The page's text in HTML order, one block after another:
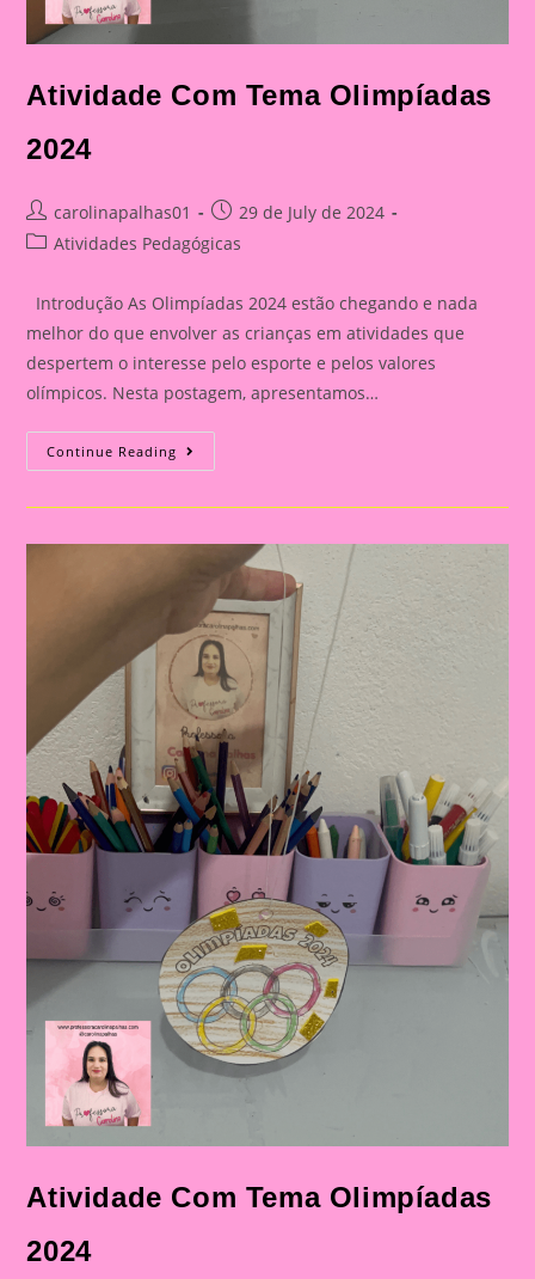
Atividade Com Tema Olimpíadas
2024
Post
author:
carolinapalhas01
Post
published:
29 de July de 2024
PostAtividades Pedagógicas
Introdução As Olimpíadas 2024 estão chegando e nada
melhor do que envolver as crianças em atividades que
despertem o interesse pelo esporte e pelos valores
olímpicos. Nesta postagem, apresentamos…
Continue Reading Atividade
Com
Olimpíadas
Atividade Com Tema Olimpíadas
2024